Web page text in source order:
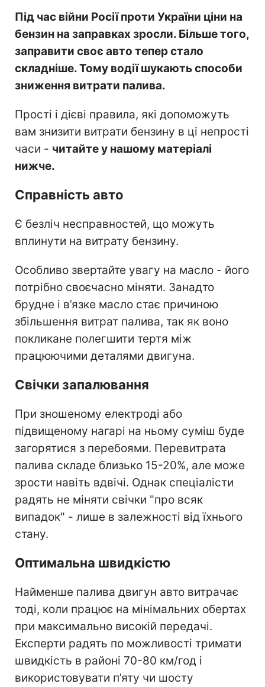
Під час війни Росії проти України ціни на
бензин на заправках зросли. Більше того,
заправити своє авто тепер стало
складніше. Тому водії шукають способи
зниження витрати палива.
Прості і дієві правила, які допоможуть
вам знизити витрати бензину в ці непрості
часи - читайте у нашому матеріалі
нижче.
Справність авто
Є безліч несправностей, що можуть
вплинути на витрату бензину.
Особливо звертайте увагу на масло - його
потрібно своєчасно міняти. Занадто
брудне і в’язке масло стає причиною
збільшення витрат палива, так як воно
покликане полегшити тертя між
працюючими деталями двигуна.
Свічки запалювання
При зношеному електроді або
підвищеному нагарі на ньому суміш буде
загорятися з перебоями. Перевитрата
палива складе близько 15-20%, але може
зрости навіть вдвічі. Однак спеціалісти
радять не міняти свічки "про всяк
випадок" - лише в залежності від їхнього
стану.
Оптимальна швидкістю
Найменше палива двигун авто витрачає
тоді, коли працює на мінімальних обертах
при максимально високій передачі.
Експерти радять по можливості тримати
швидкість в районі 70-80 км/год і
використовувати п’яту чи шосту